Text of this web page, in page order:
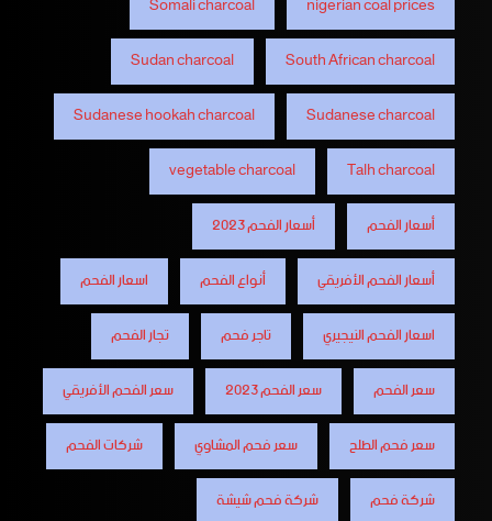
South African charcoal
Sudan charcoal
Sudanese charcoal
Sudanese hookah charcoal
Talh charcoal
vegetable charcoal
أسعار الفحم
أسعار الفحم 2023
أسعار الفحم الأفريقي
أنواع الفحم
اسعار الفحم
اسعار الفحم النيجيري
تاجر فحم
تجار الفحم
سعر الفحم
سعر الفحم 2023
سعر الفحم الأفريقي
سعر فحم الطلح
سعر فحم المشاوي
شركات الفحم
شركة فحم
شركة فحم شيشة